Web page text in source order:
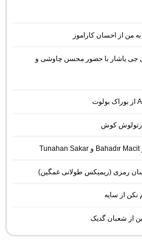
من از احسان کاراموز
ریمیکس زلزله 5 از دی جی یاشار با حضور محسن چاوشی و
از سایه
از شعبان گدیک